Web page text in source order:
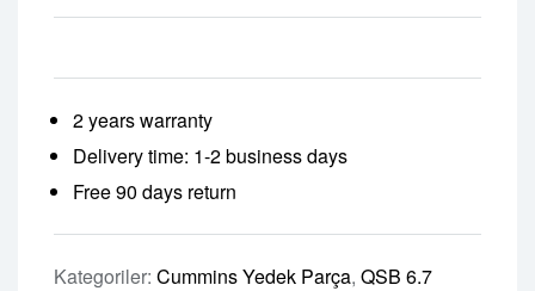
2 years warranty
Delivery time: 1-2 business days
Free 90 days return
Kategoriler: Cummins Yedek Parça, QSB 6.7